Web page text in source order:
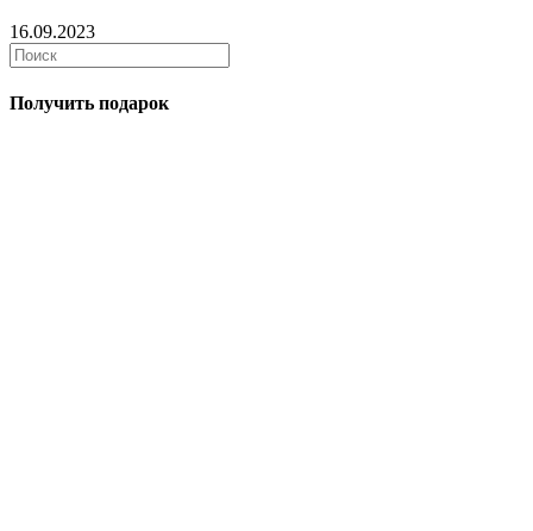
16.09.2023
Получить подарок